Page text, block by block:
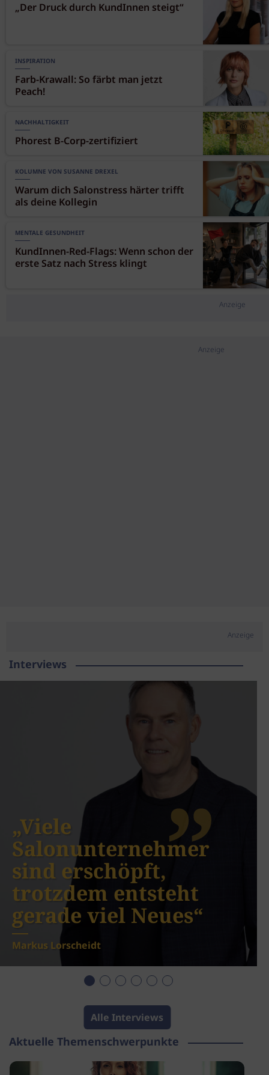
„Der Druck durch KundInnen steigt“
INSPIRATION
Farb-Krawall: So färbt man jetzt
Peach!
NACHHALTIGKEIT
Phorest B-Corp-zertifiziert
KOLUMNE VON SUSANNE DREXEL
Warum dich Salonstress härter trifft
als deine Kollegin
MENTALE GESUNDHEIT
KundInnen-Red-Flags: Wenn schon der
erste Satz nach Stress klingt
Anzeige
Anzeige
Anzeige
Interviews
„Viele
Salonunternehmer
sind erschöpft,
trotzdem entsteht
gerade viel Neues“
Markus Lorscheidt
Alle Interviews
Aktuelle Themenschwerpunkte